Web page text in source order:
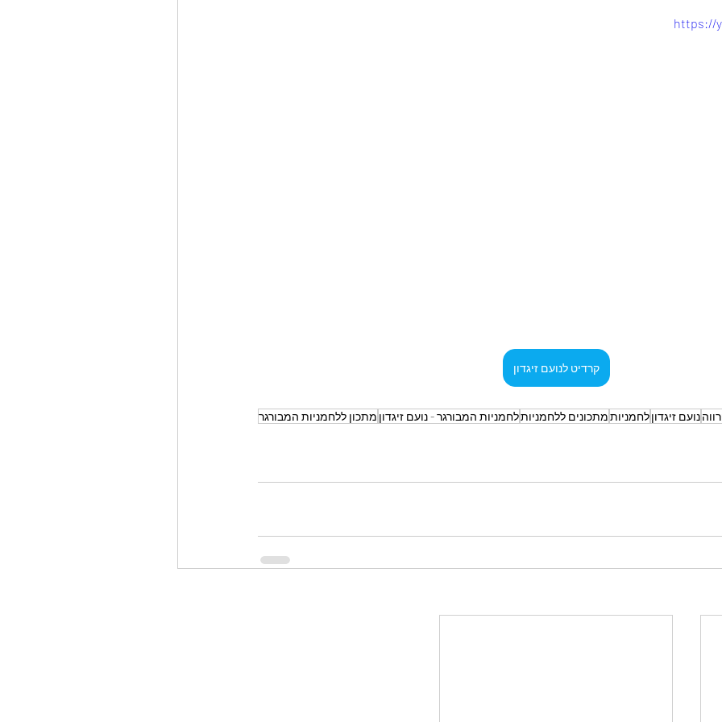
https://
קרדיט לנועם זיגדון
נועם זיגדוןלחמניותמתכונים ללחמניותלחמניות המבורגר - נועם זיגדון מתכון ללחמניות המבורגר